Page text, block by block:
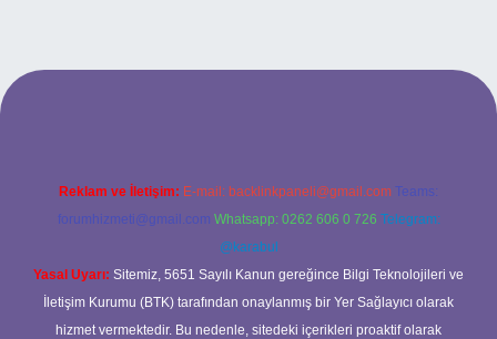
Reklam ve İletişim: E-mail: backlinkpaneli@gmail.com Teams:
forumhizmeti@gmail.com Whatsapp: 0262 606 0 726 Telegram:
@karabul
Yasal Uyarı: Sitemiz, 5651 Sayılı Kanun gereğince Bilgi Teknolojileri ve
İletişim Kurumu (BTK) tarafından onaylanmış bir Yer Sağlayıcı olarak
hizmet vermektedir. Bu nedenle, sitedeki içerikleri proaktif olarak